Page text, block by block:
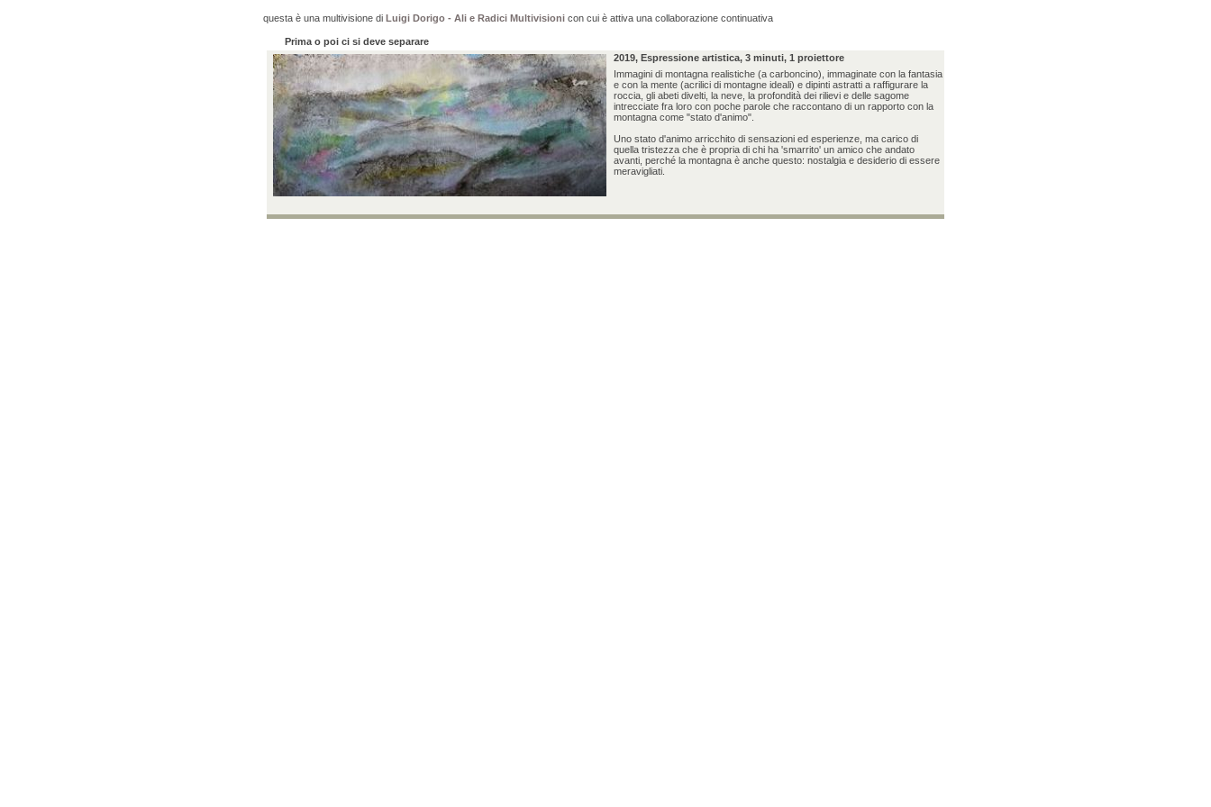
questa è una multivisione di Luigi Dorigo - Ali e Radici Multivisioni con cui è attiva una collaborazione continuativa
Prima o poi ci si deve separare
2019, Espressione artistica, 3 minuti, 1 proiettore
Immagini di montagna realistiche (a carboncino), immaginate con la fantasia
e con la mente (acrilici di montagne ideali) e dipinti astratti a raffigurare la
roccia, gli abeti divelti, la neve, la profondità dei rilievi e delle sagome
intrecciate fra loro con poche parole che raccontano di un rapporto con la
montagna come "stato d'animo".
Uno stato d'animo arricchito di sensazioni ed esperienze, ma carico di
quella tristezza che è propria di chi ha 'smarrito' un amico che andato
avanti, perché la montagna è anche questo: nostalgia e desiderio di essere
meravigliati.